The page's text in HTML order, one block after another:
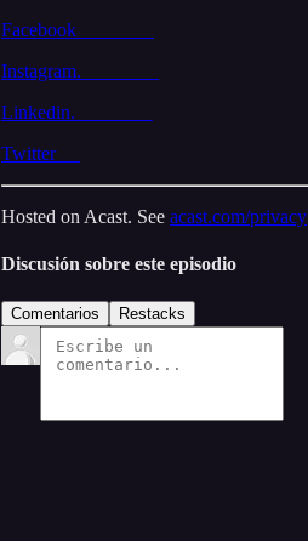
Facebook
Instagram.
Linkedin.
Twitter
Hosted on Acast. See acast.com/privacy
Discusión sobre este episodio
Comentarios Restacks